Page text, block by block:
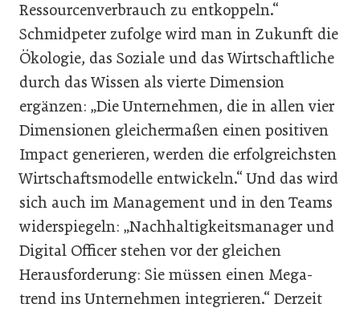
Ressourcenverbrauch zu entkoppeln.“
Schmidpeter zufolge wird man in Zukunft die
Ökologie, das Soziale und das Wirtschaftliche
durch das Wissen als vierte Dimension
ergänzen: „Die Unternehmen, die in allen vier
Dimensionen gleichermaßen einen positiven
Impact generieren, werden die erfolgreichsten
Wirtschaftsmodelle entwickeln.“ Und das wird
sich auch im Management und in den Teams
widerspiegeln: „Nachhaltigkeitsmanager und
Digital Officer stehen vor der gleichen
Herausforderung: Sie müssen einen Mega­
trend ins Unternehmen integrieren.“ Derzeit